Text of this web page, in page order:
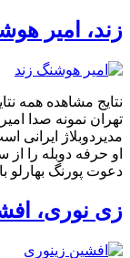
زند، امیر
تهران نمونه صدا
مدیردوبلاژ ایرانی
دعوت پورنگ بهارلو
زی نوری،